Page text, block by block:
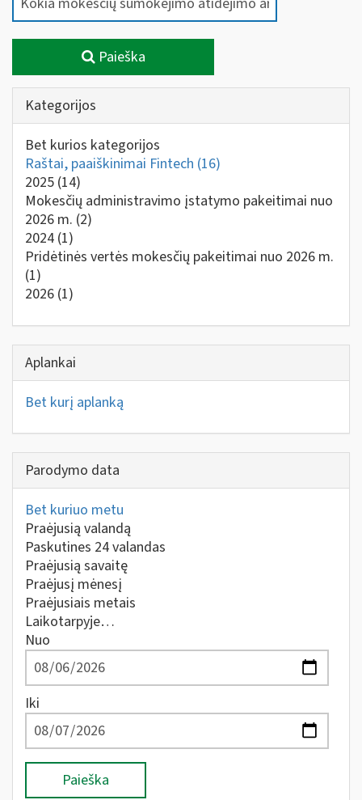
Paieška
Kategorijos
Bet kurios kategorijos
Raštai, paaiškinimai Fintech (16)
2025 (14)
Mokesčių administravimo įstatymo pakeitimai nuo
2026 m. (2)
2024 (1)
Pridėtinės vertės mokesčių pakeitimai nuo 2026 m.
(1)
2026 (1)
Aplankai
Bet kurį aplanką
Parodymo data
Bet kuriuo metu
Praėjusią valandą
Paskutines 24 valandas
Praėjusią savaitę
Praėjusį mėnesį
Praėjusiais metais
Laikotarpyje…
Nuo
Iki
Paieška